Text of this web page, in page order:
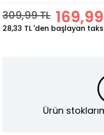
309,99 TL
28,33 TL 'den başlayan
Ürün